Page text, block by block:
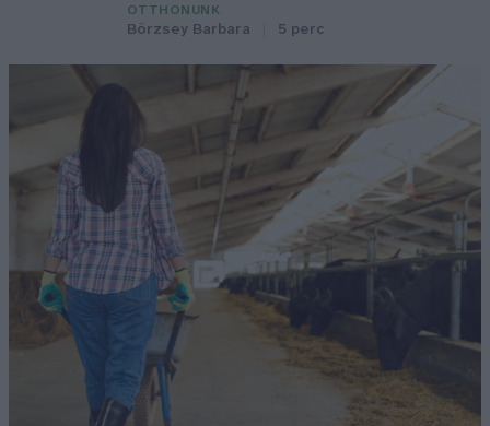
OTTHONUNK
Börzsey Barbara 5 perc